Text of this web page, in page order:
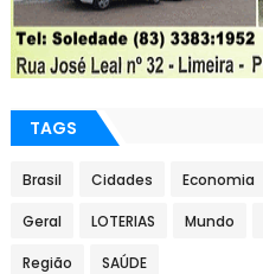
TAGS
Brasil Cidades Economia
Geral LOTERIAS Mundo
Região SAÚDE